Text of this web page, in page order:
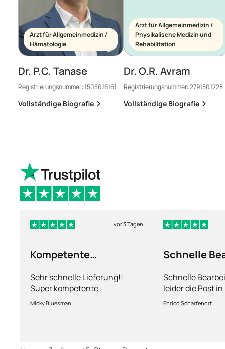
Arzt für Allgemeinmedizin /
Hämatologie
Dr. P.C. Tanase
Registrierungsnummer:1505016161
Vollständige Biografie
Arzt für Allgemeinmedizin /
Physikalische Medizin und
Rehabilitation
Dr. O.R. Avram
Registrierungsnummer:2791501228
Vollständige Biografie
vor 3 Tagen
Kompetente
Sehr schnelle Lieferung!!
Super kompetente
Abhandlung!
Micky Bluesman
Schnelle
Schnelle
leider die Post
kriegt es nicht
Enrico Scharfenort